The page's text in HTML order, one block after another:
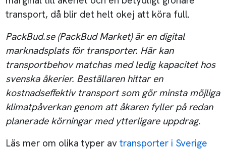
transport, då blir det helt okej att köra full.
PackBud.se (PackBud Market) är en digital
marknadsplats för transporter. Här kan
transportbehov matchas med ledig kapacitet hos
svenska åkerier. Beställaren hittar en
kostnadseffektiv transport som gör minsta möjliga
klimatpåverkan genom att åkaren fyller på redan
planerade körningar med ytterligare uppdrag.
Läs mer om olika typer avtransporter i Sverige